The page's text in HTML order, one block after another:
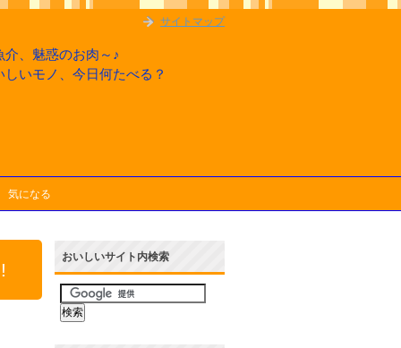
、魅惑のお肉～♪
いモノ、今日何たべる？
気になる
おいしいサイト内検索
サイトマップ